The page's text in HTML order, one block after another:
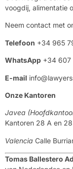
voogdij, alimentatie
Neem contact met
Telefoon +34 965
WhatsApp +34 607
E-mail
Onze Kantoren
Javea
Kantoren 28 A en
Valencia Calle
Tomas Ballestero